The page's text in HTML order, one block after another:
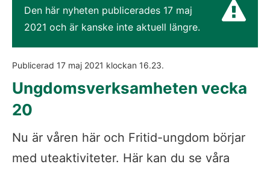
Den här nyheten publicerades 17 maj
2021 och är kanske inte aktuell längre.
Publicerad 17 maj 2021 klockan 16.23.
Ungdomsverksamheten vecka
20
Nu är våren här och Fritid-ungdom börjar
med uteaktiviteter. Här kan du se våra